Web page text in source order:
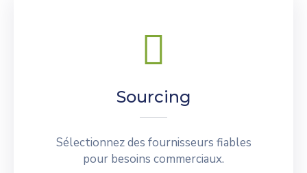
Sourcing
Sélectionnez des fournisseurs fiables
pour besoins commerciaux.